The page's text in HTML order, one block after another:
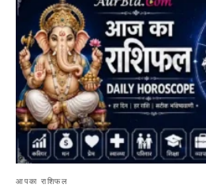
आपका राशिफल